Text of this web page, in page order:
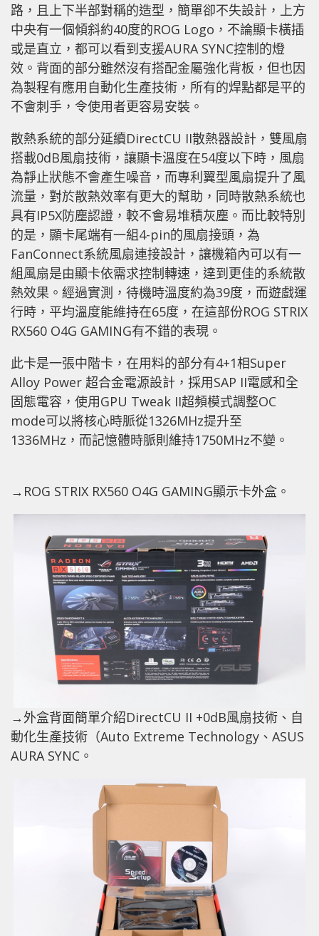
路，且上下半部對稱的造型，簡單卻不失設計，上方
中央有一個傾斜約40度的ROG Logo，不論顯卡橫插
或是直立，都可以看到支援AURA SYNC控制的燈
效。背面的部分雖然沒有搭配金屬強化背板，但也因
為製程有應用自動化生產技術，所有的焊點都是平的
不會刺手，令使用者更容易安裝。
散熱系統的部分延續DirectCU II散熱器設計，雙風扇
搭載0dB風扇技術，讓顯卡溫度在54度以下時，風扇
為靜止狀態不會產生噪音，而專利翼型風扇提升了風
流量，對於散熱效率有更大的幫助，同時散熱系統也
具有IP5X防塵認證，較不會易堆積灰塵。而比較特別
的是，顯卡尾端有一組4-pin的風扇接頭，為
FanConnect系統風扇連接設計，讓機箱內可以有一
組風扇是由顯卡依需求控制轉速，達到更佳的系統散
熱效果。經過實測，待機時溫度約為39度，而遊戲運
行時，平均溫度能維持在65度，在這部份ROG STRIX
RX560 O4G GAMING有不錯的表現。
此卡是一張中階卡，在用料的部分有4+1相Super
Alloy Power 超合金電源設計，採用SAP II電感和全
固態電容，使用GPU Tweak II超頻模式調整OC
mode可以將核心時脈從1326MHz提升至
1336MHz，而記憶體時脈則維持1750MHz不變。
→ROG STRIX RX560 O4G GAMING顯示卡外盒。
→外盒背面簡單介紹DirectCU II +0dB風扇技術、自
動化生產技術（Auto Extreme Technology、ASUS
AURA SYNC。